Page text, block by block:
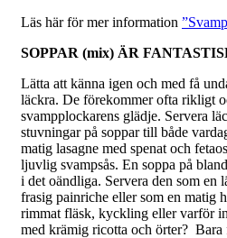
Läs här för mer information
SOPPAR (mix) ÄR
Lätta att känna igen och med få
läckra. De förekommer ofta rikligt
svampplockarens glädje. Servera
stuvningar på soppar till både
matig lasagne med spenat och
ljuvlig svampsås. En soppa på
i det oändliga. Servera den som en
frasig painriche eller som en matig
rimmat fläsk, kyckling eller varför
med krämig ricotta och örter? Bara